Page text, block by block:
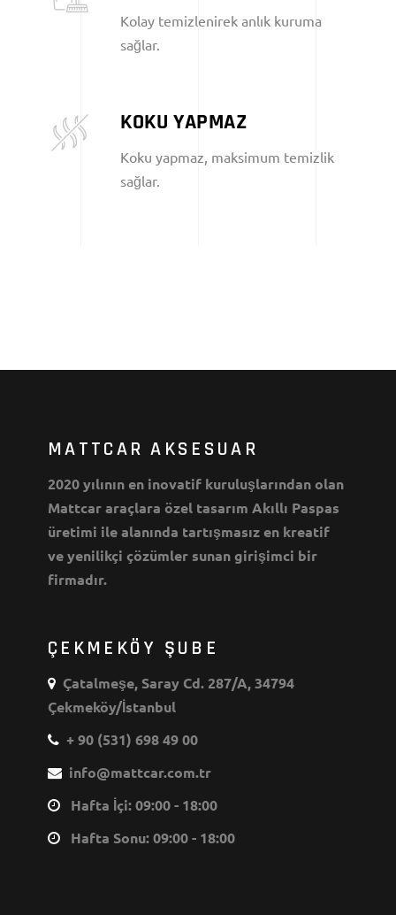
Kolay temizlenirek anlık kuruma
sağlar.
KOKU YAPMAZ
Koku yapmaz, maksimum temizlik
sağlar.
MATTCAR AKSESUAR
2020 yılının en inovatif kuruluşlarından olan
Mattcar araçlara özel tasarım Akıllı Paspas
üretimi ile alanında tartışmasız en kreatif
ve yenilikçi çözümler sunan girişimci bir
firmadır.
ÇEKMEKÖY ŞUBE
Çatalmeşe, Saray Cd. 287/A, 34794
Çekmeköy/İstanbul
+ 90 (531) 698 49 00
info@mattcar.com.tr
Hafta İçi: 09:00 - 18:00
Hafta Sonu: 09:00 - 18:00